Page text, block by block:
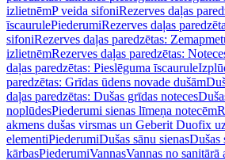
izlietnēmP veida sifoniRezerves daļas
īscaurulePiederumiRezerves daļas
sifoniRezerves daļas paredzētas:
izlietnēmRezerves daļas paredzētas:
daļas paredzētas: Pieslēguma īscaurule
paredzētas: Grīdas ūdens novade dušām
daļas paredzētas: Dušas grīdas noteces
noplūdesPiederumi sienas līmeņa notecēm
akmens dušas virsmas un Geberit Duofix
elementiPiederumiDušas sānu sienasDušas
kārbasPiederumiVannasVannas no sanitārā